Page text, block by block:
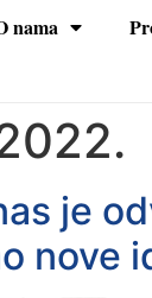
nama
je
nove